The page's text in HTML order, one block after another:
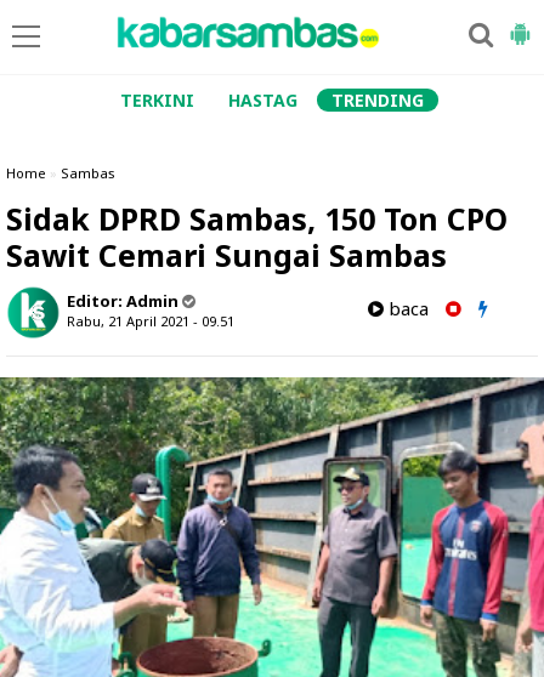
TERKINI HASTAG TRENDING
Home » Sambas
Sidak DPRD Sambas, 150 Ton CPO
Sawit Cemari Sungai Sambas
Editor: Admin
Rabu, 21 April 2021 - 09.51
baca